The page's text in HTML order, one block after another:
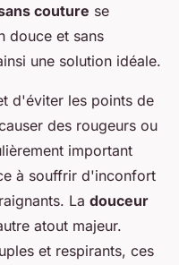
couture se
douce et sans
une solution idéale.
d'éviter les points de
des rougeurs ou
important
à souffrir d'inconfort
La douceur
atout majeur.
et respirants, ces